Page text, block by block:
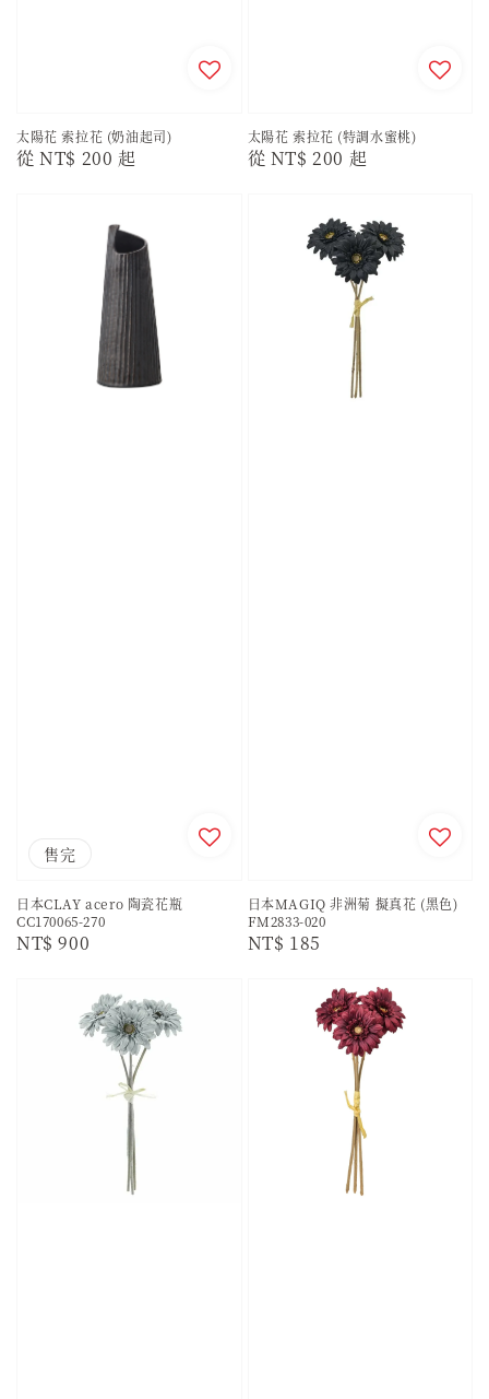
太陽花 索拉花 (奶油起司)
Regular
從NT$ 200 起
太陽花 索拉花 (特調水蜜桃)
Regular
從 NT$ 200 起
售完
日本CLAY acero 陶瓷花瓶
CC170065-270
Regular
NT$ 900
日本MAGIQ 非洲菊 擬真花 (黑色)
FM2833-020
Regular
NT$ 185